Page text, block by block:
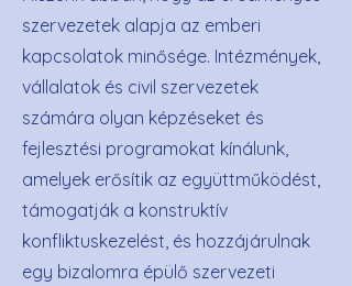
szervezetek alapja az emberi
kapcsolatok minősége. Intézmények,
vállalatok és civil szervezetek
számára olyan képzéseket és
fejlesztési programokat kínálunk,
amelyek erősítik az együttműködést,
támogatják a konstruktív
konfliktuskezelést, és hozzájárulnak
egy bizalomra épülő szervezeti